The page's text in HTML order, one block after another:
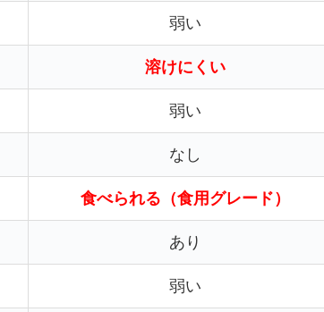
弱い
溶けにくい
弱い
なし
食べられる（食用グレード）
あり
弱い